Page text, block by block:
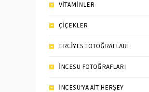
VİTAMİNLER
ÇİÇEKLER
ERCİYES FOTOĞRAFLARI
İNCESU FOTOĞRAFLARI
İNCESU’YA AİT HERŞEY